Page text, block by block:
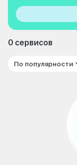
0 сервисов
По популярности